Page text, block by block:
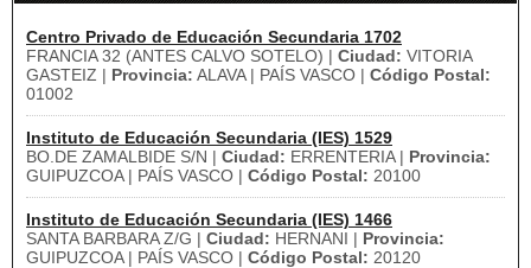
Centro Privado de Educación Secundaria 1702
FRANCIA 32 (ANTES CALVO SOTELO) | Ciudad: VITORIA
GASTEIZ | Provincia: ALAVA | PAÍS VASCO | Código Postal:
01002
Instituto de Educación Secundaria (IES) 1529
BO.DE ZAMALBIDE S/N | Ciudad: ERRENTERIA | Provincia:
GUIPUZCOA | PAÍS VASCO | Código Postal: 20100
Instituto de Educación Secundaria (IES) 1466
SANTA BARBARA Z/G | Ciudad: HERNANI | Provincia:
GUIPUZCOA | PAÍS VASCO | Código Postal: 20120